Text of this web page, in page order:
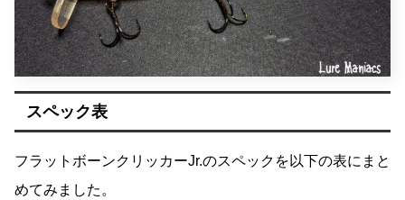
スペック表
フラットボーンクリッカーJr.のスペックを以下の表にまと
めてみました。